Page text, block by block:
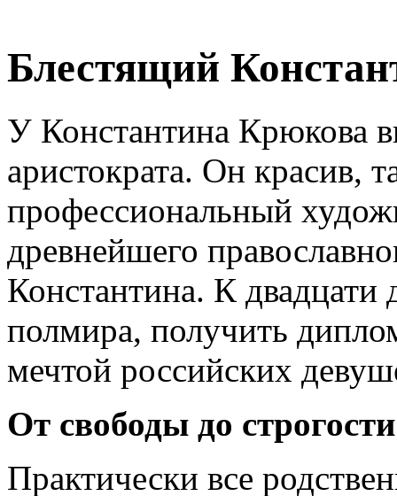
Блестящий
У Константина Крюкова
аристократа. Он кра­сив,
профессиональный
древнейшего
Константина. К двадцати
полмира, получить
мечтой российских
От свободы до строгости
Практически все